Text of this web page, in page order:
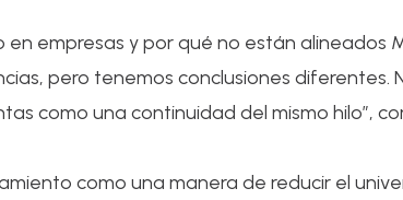
empresas y por qué no están alineados
pero tenemos conclusiones
como una continuidad del mismo hilo”,
como una manera de reducir el